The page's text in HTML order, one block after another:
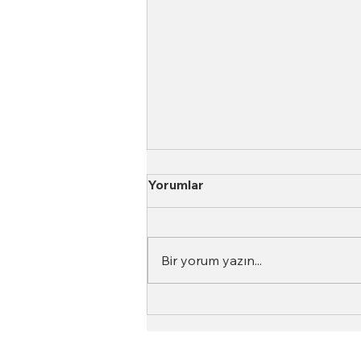
Yorumlar
Bir yorum yazın...